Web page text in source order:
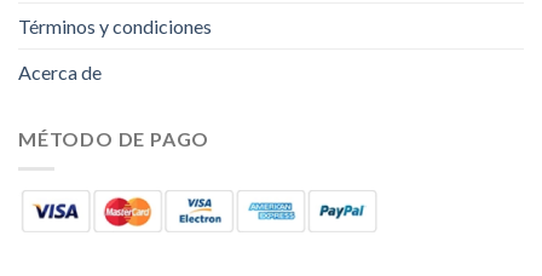
Términos y condiciones
Acerca de
MÉTODO DE PAGO